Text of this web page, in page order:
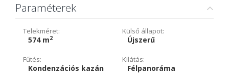
Paraméterek
Telekméret:
574 m2
Külső állapot:
Újszerű
Fűtés:
Kondenzációs kazán
Kilátás:
Félpanoráma